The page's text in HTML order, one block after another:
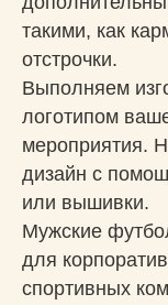
такими, как
отстрочки.
Выполняем
логотипом
мероприятия.
дизайн с
или вышивки.
Мужские
для
спортивных